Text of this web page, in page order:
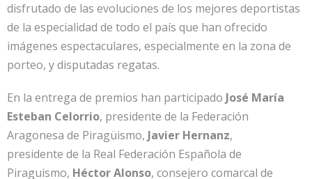
disfrutado de las evoluciones de los mejores deportistas
de la especialidad de todo el país que han ofrecido
imágenes espectaculares, especialmente en la zona de
porteo, y disputadas regatas.
En la entrega de premios han participado José María
Esteban Celorrio, presidente de la Federación
Aragonesa de Piragüismo, Javier Hernanz,
presidente de la Real Federación Española de
Piraguismo, Héctor Alonso, consejero comarcal de